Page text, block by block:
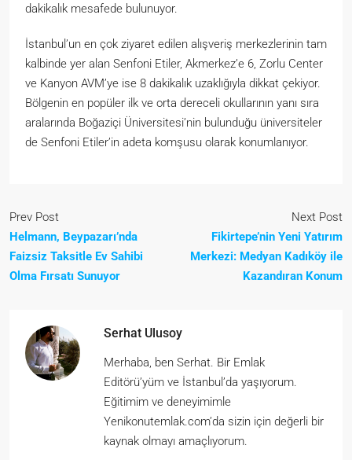
dakikalık mesafede bulunuyor.
İstanbul’un en çok ziyaret edilen alışveriş merkezlerinin tam
kalbinde yer alan Senfoni Etiler, Akmerkez’e 6, Zorlu Center
ve Kanyon AVM’ye ise 8 dakikalık uzaklığıyla dikkat çekiyor.
Bölgenin en popüler ilk ve orta dereceli okullarının yanı sıra
aralarında Boğaziçi Üniversitesi’nin bulunduğu üniversiteler
de Senfoni Etiler’in adeta komşusu olarak konumlanıyor.
Prev Post
Helmann, Beypazarı’nda
Faizsiz Taksitle Ev Sahibi
Olma Fırsatı Sunuyor
Next Post
Fikirtepe’nin Yeni Yatırım
Merkezi: Medyan Kadıköy ile
Kazandıran Konum
Serhat Ulusoy
Merhaba, ben Serhat. Bir Emlak
Editörü’yüm ve İstanbul’da yaşıyorum.
Eğitimim ve deneyimimle
Yenikonutemlak.com’da sizin için değerli bir
kaynak olmayı amaçlıyorum.